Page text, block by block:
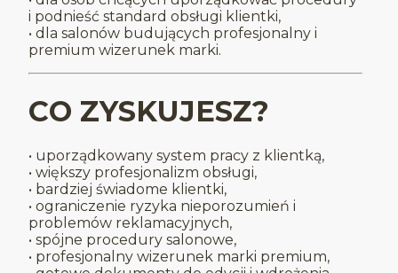
i podnieść standard obsługi klientki,
• dla salonów budujących profesjonalny i
premium wizerunek marki.
CO ZYSKUJESZ?
• uporządkowany system pracy z klientką,
• większy profesjonalizm obsługi,
• bardziej świadome klientki,
• ograniczenie ryzyka nieporozumień i
problemów reklamacyjnych,
• spójne procedury salonowe,
• profesjonalny wizerunek marki premium,